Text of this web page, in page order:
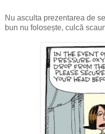
Nu asculta prezentarea de
bun nu folosește, culcă